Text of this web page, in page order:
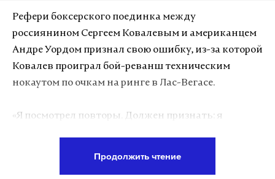
Дзен VK
Рефери боксерского поединка между
россиянином Сергеем Ковалевым и американцем
Андре Уордом признал свою ошибку, из-за которой
Ковалев проиграл бой-реванш техническим
нокаутом по очкам на ринге в Лас-Вегасе.
«Я посмотрел повторы. Должен признать: я
Продолжить чтение